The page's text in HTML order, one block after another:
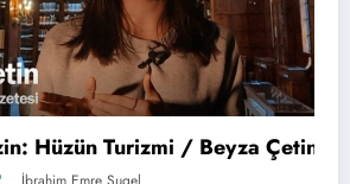
Turizmi / Beyza Çetin